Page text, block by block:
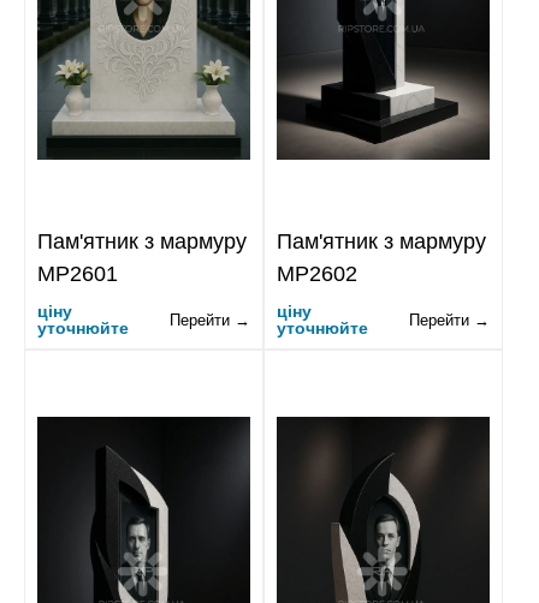
Пам'ятник з мармуру
MP2601
ціну
уточнюйте
Перейти →
Пам'ятник з мармуру
MP2602
ціну
уточнюйте
Перейти →